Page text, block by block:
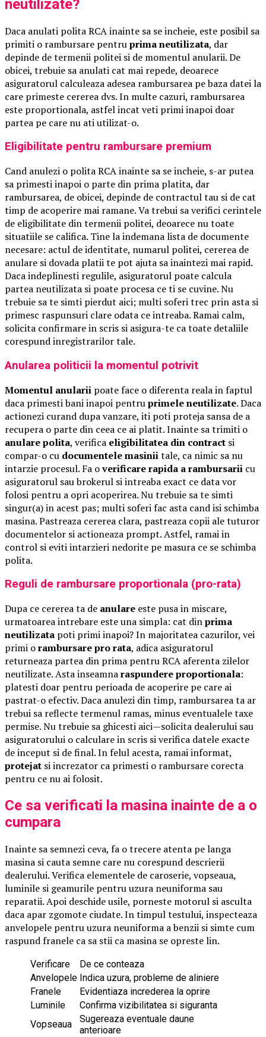
neutilizate?
Daca anulati polita RCA inainte sa se incheie, este posibil sa
primiti o rambursare pentruprima neutilizata, dar
depinde de termenii politei si de momentul anularii. De
obicei, trebuie sa anulati cat mai repede, deoarece
asiguratorul calculeaza adesea rambursarea pe baza datei la
care primeste cererea dvs. In multe cazuri, rambursarea
este proportionala, astfel incat veti primi inapoi doar
partea pe care nu ati utilizat-o.
Eligibilitate pentru rambursare premium
Cand anulezi o polita RCA inainte sa se incheie, s-ar putea
sa primesti inapoi o parte din prima platita, dar
rambursarea, de obicei, depinde de contractul tau si de cat
timp de acoperire mai ramane. Va trebui sa verifici cerintele
de eligibilitate din termenii politei, deoarece nu toate
situatiile se califica. Tine la indemana lista de documente
necesare: actul de identitate, numarul politei, cererea de
anulare si dovada platii te pot ajuta sa inaintezi mai rapid.
Daca indeplinesti regulile, asiguratorul poate calcula
partea neutilizata si poate procesa ce ti se cuvine. Nu
trebuie sa te simti pierdut aici; multi soferi trec prin asta si
primesc raspunsuri clare odata ce intreaba. Ramai calm,
solicita confirmare in scris si asigura-te ca toate detaliile
corespund inregistrarilor tale.
Anularea politicii la momentul potrivit
Momentul anularii poate face o diferenta reala in faptul
daca primesti bani inapoi pentruprimele neutilizate. Daca
actionezi curand dupa vanzare, iti poti proteja sansa de a
recupera o parte din ceea ce ai platit. Inainte sa trimiti o
anulare polita, verifica eligibilitatea din contract si
compar-o cu documentele masiniitale, ca nimic sa nu
intarzie procesul. Fa overificare rapida a rambursarii cu
asiguratorul sau brokerul si intreaba exact ce data vor
folosi pentru a opri acoperirea. Nu trebuie sa te simti
singur(a) in acest pas; multi soferi fac asta cand isi schimba
masina. Pastreaza cererea clara, pastreaza copii ale tuturor
documentelor si actioneaza prompt. Astfel, ramai in
control si eviti intarzieri nedorite pe masura ce se schimba
polita.
Reguli de rambursare proportionala (pro-rata)
Dupa ce cererea ta de anulare este pusa in miscare,
urmatoarea intrebare este una simpla: cat dinprima
neutilizata poti primi inapoi? In majoritatea cazurilor, vei
primi orambursare pro rata, adica asiguratorul
returneaza partea din prima pentru RCA aferenta zilelor
neutilizate. Asta inseamnaraspundere proportionala:
platesti doar pentru perioada de acoperire pe care ai
pastrat-o efectiv. Daca anulezi din timp, rambursarea ta ar
trebui sa reflecte termenul ramas, minus eventualele taxe
permise. Nu trebuie sa ghicesti aici—solicita dealerului sau
asiguratorului o calculare in scris si verifica datele exacte
de inceput si de final. In felul acesta, ramai informat,
protejat si increzator ca primesti o rambursare corecta
pentru ce nu ai folosit.
Ce sa verificati la masina inainte de a o
cumpara
Inainte sa semnezi ceva, fa o trecere atenta pe langa
masina si cauta semne care nu corespund descrierii
dealerului. Verifica elementele de caroserie, vopseaua,
luminile si geamurile pentru uzura neuniforma sau
reparatii. Apoi deschide usile, porneste motorul si asculta
daca apar zgomote ciudate. In timpul testului, inspecteaza
anvelopele pentru uzura neuniforma a benzii si simte cum
raspund franele ca sa stii ca masina se opreste lin.
Verificare
De ce conteaza
Anvelopele Indica uzura, probleme de aliniere
Franele
Evidentiaza increderea la oprire
Luminile
Confirma vizibilitatea si siguranta
Vopseaua
Sugereaza eventuale daune
anterioare